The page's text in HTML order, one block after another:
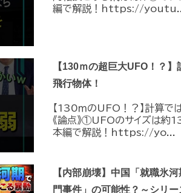
編で解説！https://
【130ｍの超巨大UFO！？
飛行物体！
【130ｍのUFO！？】計算で
《論点》①UFOのサイズは
本編で解説！https://yo...
【内部崩壊】中国「就職氷
門事件」の可能性？～シリ